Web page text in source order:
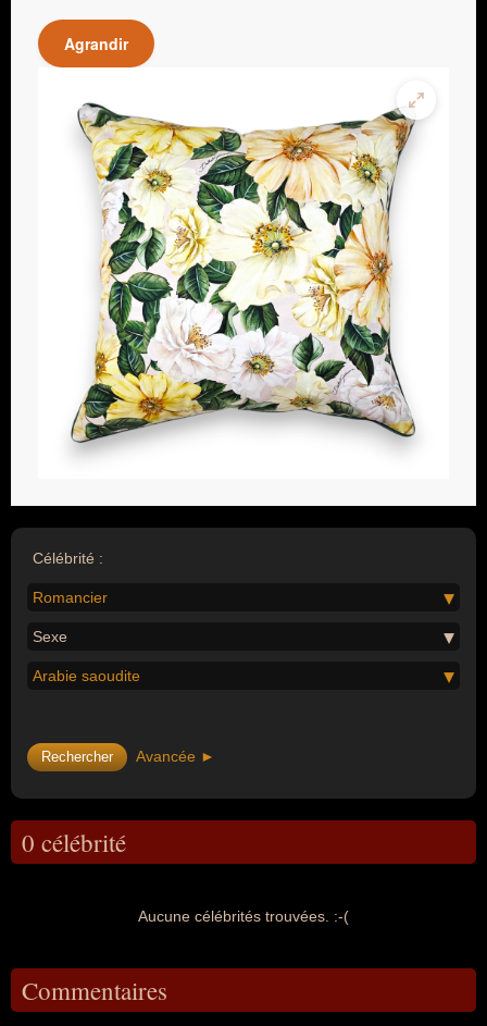
Agrandir
Célébrité :
Romancier
Sexe
Arabie saoudite
Avancée ►
0 célébrité
Aucune célébrités trouvées. :-(
Commentaires